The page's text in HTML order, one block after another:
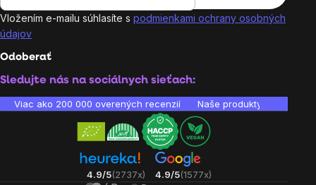
Vložením e-mailu súhlasíte s podmienkami ochrany osobných
údajov
Odoberať
Sledujte nás na sociálnych sieťach:
Viac ako 200 000 overených recenzií Naše produkty sú
4.9/5(2737x) 4.9/5(1577x)